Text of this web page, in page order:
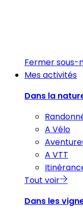
Fermer sous-
Mes activités
Dans la
A Vélo
A VTT
Tout voir
Dans les